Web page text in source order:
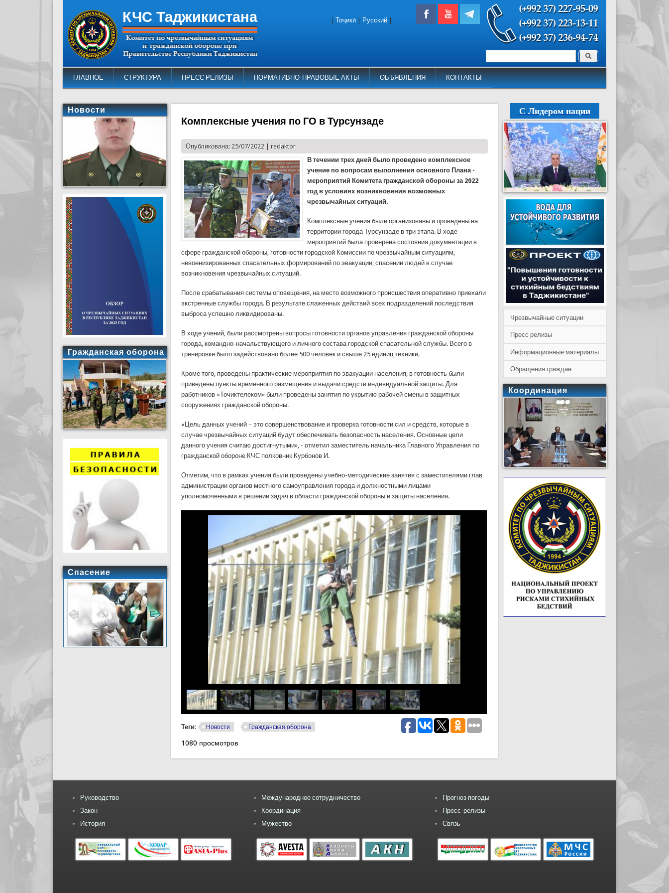
КЧС Таджикистана
ГЛАВНОЕ СТРУКТУРА ПРЕСС РЕЛИЗЫ НОРМАТИВНО-ПРАВОВЫЕ АКТЫ ОБЪЯВЛЕНИЯ КОНТАКТЫ
Форма поиска Поиск
Тоҷикӣ Русский
Комплексные учения по ГО в Турсунзаде
Опубликована: 25/07/2022 |redaktor
В течении трех дней было проведено комплексное
учение по вопросам выполнения основного Плана -
мероприятий Комитета гражданской обороны за 2022
год в условиях возникновения возможных
чрезвычайных ситуаций.
Комплексные учения были организованы и проведены на
территории города Турсунзаде в три этапа. В ходе
мероприятий была проверена состояния документации в
сфере гражданской обороны, готовности городской Комиссии по чрезвычайным ситуациям,
невоенизированных спасательных формирований по эвакуации, спасении людей в случае
возникновения чрезвычайных ситуаций.
После срабатывания системы оповещения, на место возможного происшествия оперативно приехали
экстренные службы города. В результате слаженных действий всех подразделений последствия
выброса успешно ликвидированы.
В ходе учений, были рассмотрены вопросы готовности органов управления гражданской обороны
города, командно-начальствующего и личного состава городской спасательной службы. Всего в
тренировке было задействовано более 500 человек и свыше 25 единиц техники.
Кроме того, проведены практические мероприятия по эвакуации населения, в готовность были
приведены пункты временного размещения и выдачи средств индивидуальной защиты. Для
работников «Точиктелеком» были проведены занятия по укрытию рабочей смены в защитных
сооружениях гражданской обороны.
«Цель данных учений – это совершенствование и проверка готовности сил и средств, которые в
случае чрезвычайных ситуаций будут обеспечивать безопасность населения. Основные цели
данного учения считаю достигнутыми», - отметил заместитель начальника Главного Управления по
гражданской обороне КЧС полковник Курбонов И.
Отметим, что в рамках учения были проведены учебно-методические занятия с заместителями глав
администрации органов местного самоуправления города и должностными лицами
уполномоченными в решении задач в области гражданской обороны и защиты населения.
Теги: Новости Гражданская оборона
1080 просмотров
Новости
Гражданская оборона
Спасение
С Лидером нации
Чрезвычайные ситуации
Пресс релизы
Информационные материалы
Обращения граждан
Координация
Руководство
Закон
История
Международное сотрудничество
Координация
Мужество
Прогноз погоды
Пресс-релизы
Связь